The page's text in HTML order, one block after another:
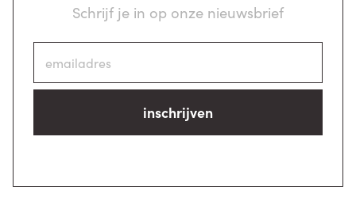
Schrijf je in op onze nieuwsbrief
inschrijven